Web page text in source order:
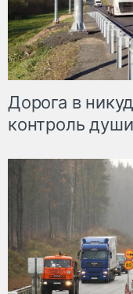
Дорога в
контроль